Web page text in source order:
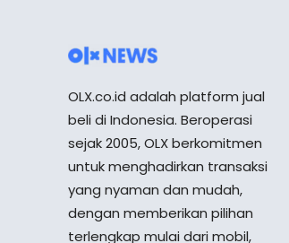
OLX.co.id adalah platform jual
beli di Indonesia. Beroperasi
sejak 2005, OLX berkomitmen
untuk menghadirkan transaksi
yang nyaman dan mudah,
dengan memberikan pilihan
terlengkap mulai dari mobil,